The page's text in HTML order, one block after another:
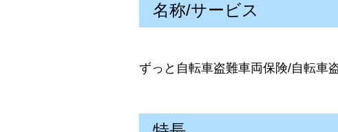
名称/サービス
ずっと自転車盗難車両保険/自転車